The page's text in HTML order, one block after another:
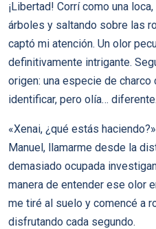
¡Libertad! Corrí como una
árboles y saltando sobre las
captó mi atención. Un olor
definitivamente intrigante.
origen: una especie de
identificar, pero olía… diferente.
«Xenai, ¿qué estás
Manuel, llamarme desde la
demasiado ocupada
manera de entender ese olor
me tiré al suelo y comencé a
disfrutando cada segundo.